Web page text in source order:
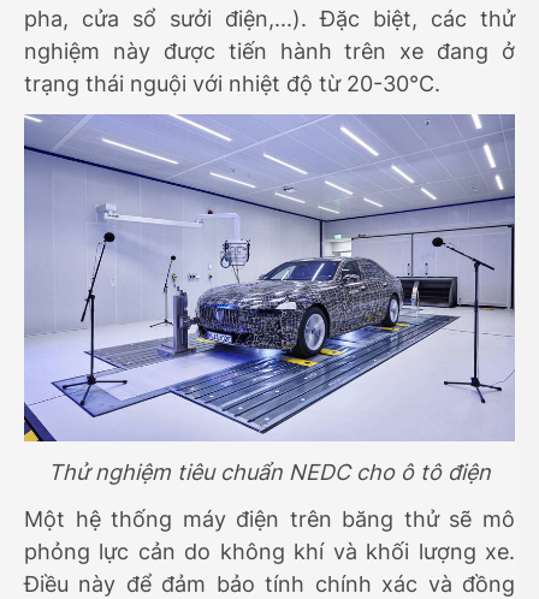
pha, cửa sổ sưởi điện,...). Đặc biệt, các thử
nghiệm này được tiến hành trên xe đang ở
trạng thái nguội với nhiệt độ từ 20-30°C.
Thử nghiệm tiêu chuẩn NEDC cho ô tô điện
Một hệ thống máy điện trên băng thử sẽ mô
phỏng lực cản do không khí và khối lượng xe.
Điều này để đảm bảo tính chính xác và đồng